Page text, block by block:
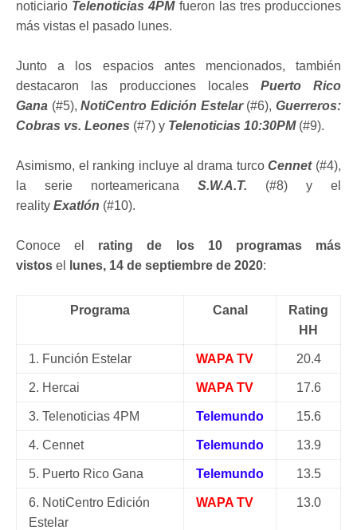
noticiario Telenoticias 4PMfueron las tres producciones
más vistas el pasado lunes.
Junto a los espacios antes mencionados, también
destacaron las producciones locales Puerto Rico
Gana (#5),NotiCentro Edición Estelar(#6),Guerreros:
Cobras vs. Leones (#7) y Telenoticias 10:30PM(#9).
Asimismo, el ranking incluye al drama turcoCennet(#4),
la serie norteamericana S.W.A.T. (#8) y el
reality Exatlón (#10).
Conoce el rating de los 10 programas más
vistos el lunes, 14 de septiembre de 2020:
Programa Canal
Rating
HH
1. Función Estelar WAPA TV 20.4
2. Hercai WAPA TV 17.6
3. Telenoticias 4PM Telemundo 15.6
4. Cennet Telemundo 13.9
5. Puerto Rico Gana Telemundo 13.5
6. NotiCentro Edición
Estelar
WAPA TV 13.0